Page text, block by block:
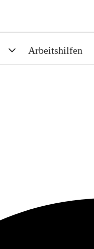
Arbeitshilfen